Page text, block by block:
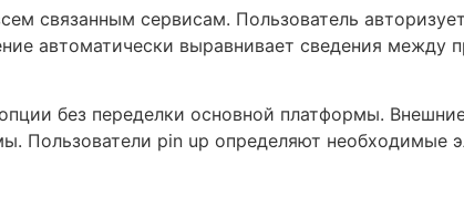
связанным сервисам. Пользователь
автоматически выравнивает сведения между
без переделки основной платформы.
Пользователи pin up определяют необходимые